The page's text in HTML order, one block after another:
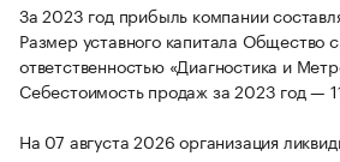
За 2023 год прибыль компании
Размер уставного капитала Общество
ответственностью «Диагностика и
Себестоимость продаж за 2023 год —
На 07 августа 2026 организация